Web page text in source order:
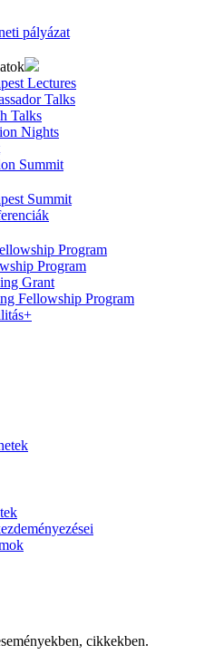
pályázat
Lectures
Talks
Talks
Nights
Summit
Summit
Program
Program
Grant
Fellowship Program
cikkekben.